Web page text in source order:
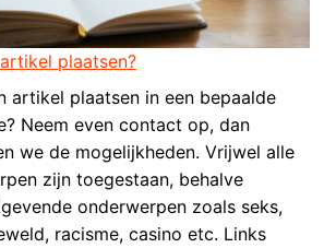
plaatsen?
artikel plaatsen in een bepaalde
Neem even contact op, dan
we de mogelijkheden. Vrijwel alle
zijn toegestaan, behalve
onderwerpen zoals seks,
racisme, casino etc. Links